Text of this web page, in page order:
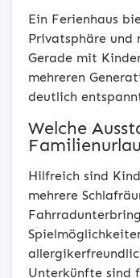
Ein Ferienhaus
Privatsphäre und
Gerade mit
mehreren
deutlich
Welche
Hilfreich sind
mehrere
Unterkünfte sind